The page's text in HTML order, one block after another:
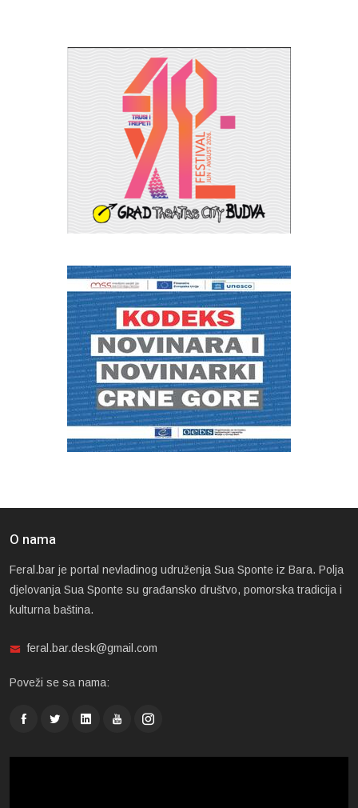
O nama
Feral.bar je portal nevladinog udruženja Sua Sponte iz Bara. Polja
djelovanja Sua Sponte su građansko društvo, pomorska tradicija i
kulturna baština.
feral.bar.desk@gmail.com
Poveži se sa nama: